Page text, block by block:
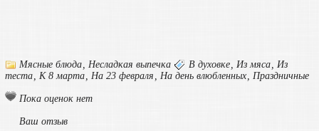
Мясные блюда Несладкая выпечка В духовке Из мяса
Из
теста
К 8 марта На 23 февраля На день влюбленных Праздничные
Пока оценок нет
Ваш отзыв